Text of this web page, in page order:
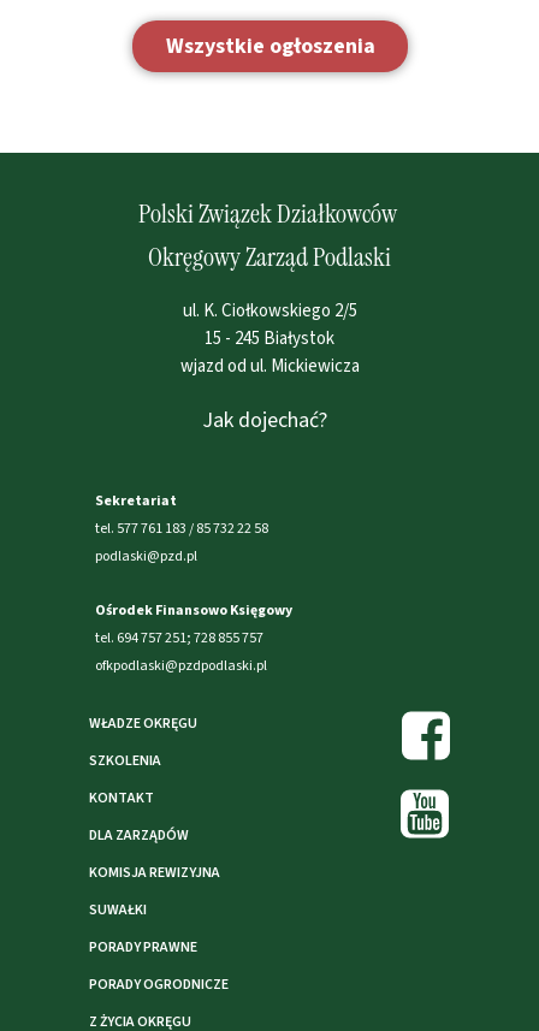
Wszystkie ogłoszenia
Jak dojechać?
Polski Związek Działkowców
Okręgowy Zarząd Podlaski
ul. K. Ciołkowskiego 2/5
15 - 245 Białystok
wjazd od ul. Mickiewicza
Sekretariat
tel. 577 761 183 / 85 732 22 58
podlaski@pzd.pl
Ośrodek Finansowo Księgowy
tel. 694 757 251; 728 855 757
ofkpodlaski@pzdpodlaski.pl
WŁADZE OKRĘGU
SZKOLENIA
KONTAKT
DLA ZARZĄDÓW
KOMISJA REWIZYJNA
SUWAŁKI
PORADY PRAWNE
PORADY OGRODNICZE
Z ŻYCIA OKRĘGU